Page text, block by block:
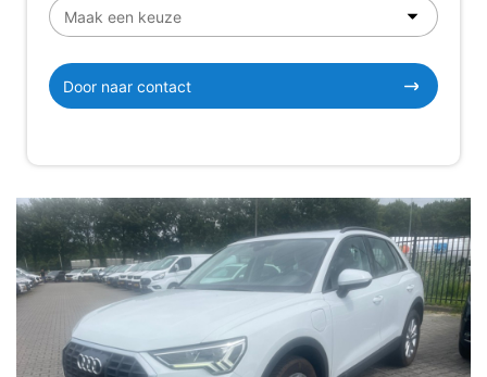
Door naar contact